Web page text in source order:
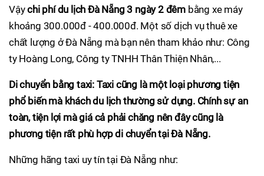
Vậychi phí du lịch Đà Nẵng 3 ngày 2 đêm bằng xe máy
khoảng 300.000đ - 400.000đ. Một số dịch vụ thuê xe
chất lượng ở Đà Nẵng mà bạn nên tham khảo như: Công
ty Hoàng Long, Công ty TNHH Thân Thiện Nhân,...
Di chuyển bằng taxi: Taxi cũng là một loại phương tiện
phổ biến mà khách du lịch thường sử dụng. Chính sự an
toàn, tiện lợi mà giá cả phải chăng nên đây cũng là
phương tiện rất phù hợp di chuyển tại Đà Nẵng.
Những hãng taxi uy tín tại Đà Nẵng như: